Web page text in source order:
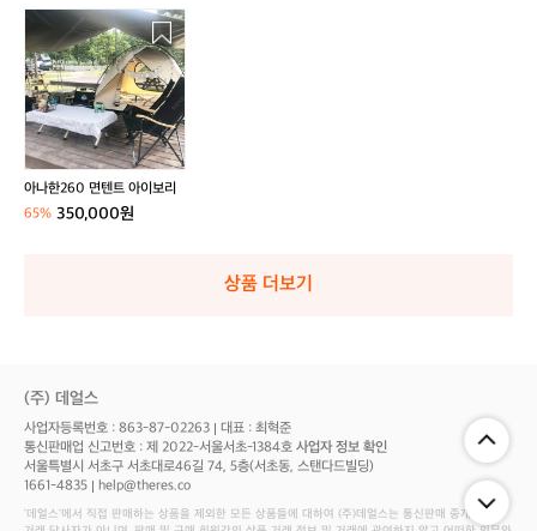
아
나
한
2
6
0
면
텐
트
아
아나한260 면텐트 아이보리
65% 350,000원
상품 더보기
(주) 데얼스
사업자등록번호 : 863-87-02263 대표 : 최혁준
통신판매업 신고번호 : 제 2022-서울서초-1384호 사업자 정보 확인
서울특별시 서초구 서초대로46길 74, 5층(서초동, 스탠다드빌딩)
1661-4835
help@theres.co
‘데얼스'에서 직접 판매하는 상품을 제외한 모든 상품들에 대하여 (주)데얼스는 통신판매 중개자로서